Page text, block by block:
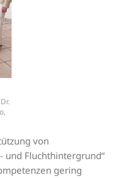
von
Fluchthintergrund“
gering